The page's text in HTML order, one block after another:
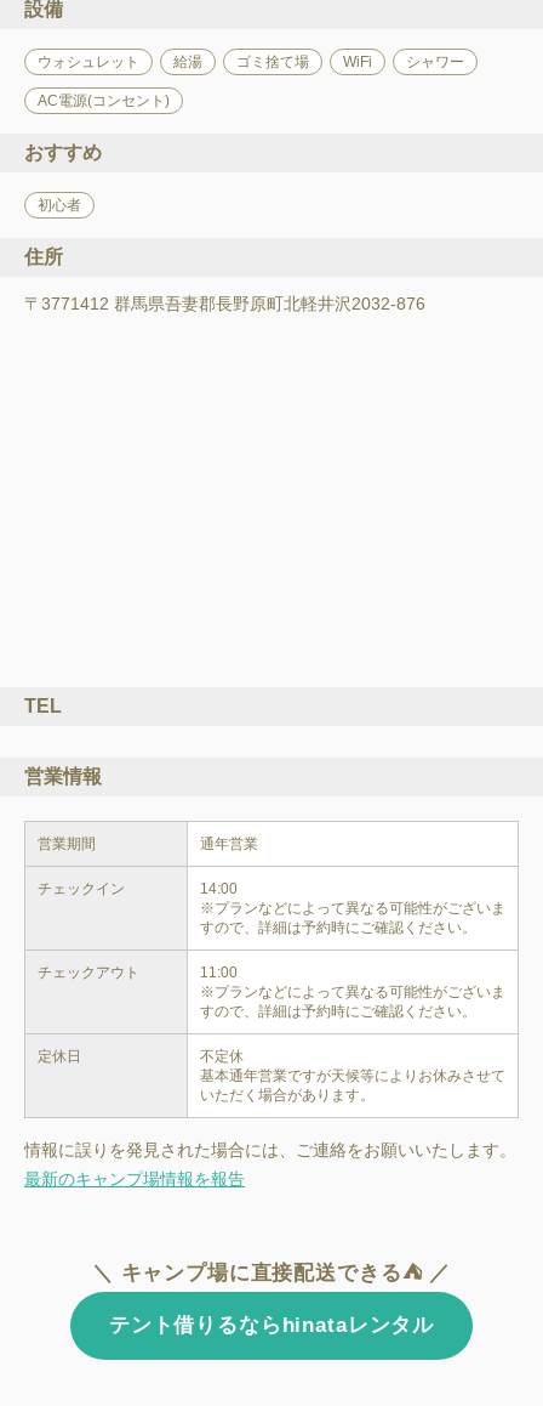
設備
ウォシュレット 給湯 ゴミ捨て場 WiFi シャワー
AC電源(コンセント)
おすすめ
初心者
住所
〒3771412 群馬県吾妻郡長野原町北軽井沢2032-876
TEL
営業情報
営業期間 通年営業
チェックイン
14:00
※プランなどによって異なる可能性がございま
すので、詳細は予約時にご確認ください。
チェックアウト
11:00
※プランなどによって異なる可能性がございま
すので、詳細は予約時にご確認ください。
定休日
不定休
基本通年営業ですが天候等によりお休みさせて
いただく場合があります。
情報に誤りを発見された場合には、ご連絡をお願いいたします。
最新のキャンプ場情報を報告
＼ キャンプ場に直接配送できる⛺ ／
テント借りるならhinataレンタル